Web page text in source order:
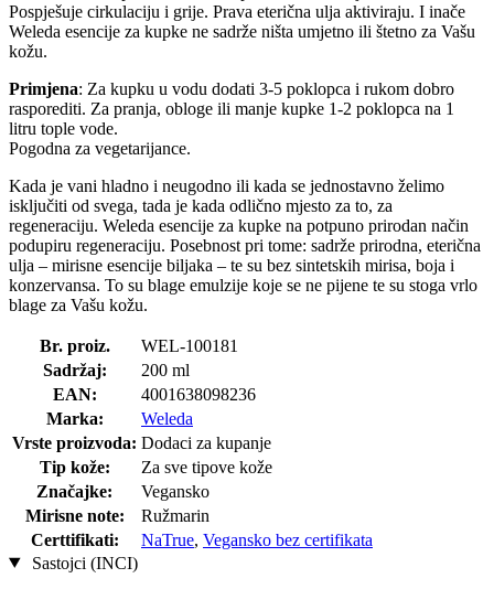
Pospješuje cirkulaciju i grije. Prava eterična ulja aktiviraju. I inače
Weleda esencije za kupke ne sadrže ništa umjetno ili štetno za Vašu
kožu.
Primjena: Za kupku u vodu dodati 3-5 poklopca i rukom dobro
rasporediti. Za pranja, obloge ili manje kupke 1-2 poklopca na 1
litru tople vode.
Pogodna za vegetarijance.
Kada je vani hladno i neugodno ili kada se jednostavno želimo
isključiti od svega, tada je kada odlično mjesto za to, za
regeneraciju. Weleda esencije za kupke na potpuno prirodan način
podupiru regeneraciju. Posebnost pri tome: sadrže prirodna, eterična
ulja – mirisne esencije biljaka – te su bez sintetskih mirisa, boja i
konzervansa. To su blage emulzije koje se ne pijene te su stoga vrlo
blage za Vašu kožu.
Br. proiz.
WEL-100181
Sadržaj:
200 ml
EAN:
4001638098236
Marka:
Weleda
Vrste proizvoda: Dodaci za kupanje
Tip kože:
Za sve tipove kože
Značajke:
Vegansko
Mirisne note:
Ružmarin
Certtifikati:
NaTrue, Vegansko bez certifikata
Sastojci (INCI)